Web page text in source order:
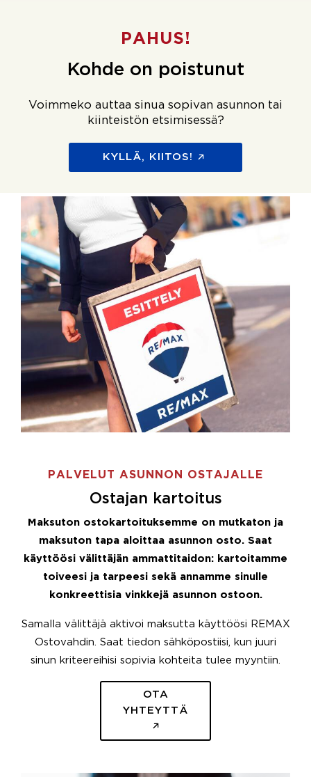
PAHUS!
Kohde on poistunut
Voimmeko auttaa sinua sopivan asunnon tai
kiinteistön etsimisessä?
KYLLÄ, KIITOS!
PALVELUT ASUNNON OSTAJALLE
Ostajan kartoitus
Maksuton ostokartoituksemme on mutkaton ja
maksuton tapa aloittaa asunnon osto. Saat
käyttöösi välittäjän ammattitaidon: kartoitamme
toiveesi ja tarpeesi sekä annamme sinulle
konkreettisia vinkkejä asunnon ostoon.
Samalla välittäjä aktivoi maksutta käyttöösi REMAX
Ostovahdin. Saat tiedon sähköpostiisi, kun juuri
sinun kriteereihisi sopivia kohteita tulee myyntiin.
OTA
YHTEYTTÄ